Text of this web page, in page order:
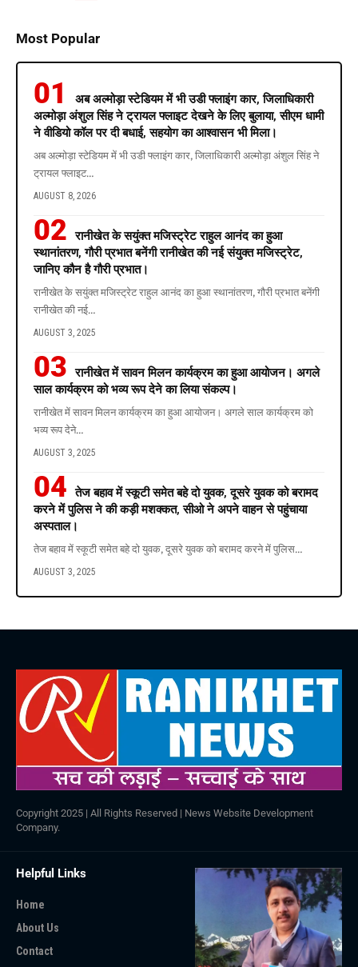
Most Popular
अब अल्मोड़ा स्टेडियम में भी उडी फ्लाइंग कार, जिलाधिकारी
अल्मोड़ा अंशुल सिंह ने ट्रायल फ्लाइट देखने के लिए बुलाया, सीएम धामी
ने वीडियो कॉल पर दी बधाई, सहयोग का आश्वासन भी मिला।
अब अल्मोड़ा स्टेडियम में भी उडी फ्लाइंग कार, जिलाधिकारी अल्मोड़ा अंशुल सिंह ने
ट्रायल फ्लाइट…
AUGUST 8, 2026
रानीखेत के सयुंक्त मजिस्ट्रेट राहुल आनंद का हुआ
स्थानांतरण, गौरी प्रभात बनेंगी रानीखेत की नई संयुक्त मजिस्ट्रेट,
जानिए कौन है गौरी प्रभात।
रानीखेत के सयुंक्त मजिस्ट्रेट राहुल आनंद का हुआ स्थानांतरण, गौरी प्रभात बनेंगी
रानीखेत की नई…
AUGUST 3, 2025
रानीखेत में सावन मिलन कार्यक्रम का हुआ आयोजन। अगले
साल कार्यक्रम को भव्य रूप देने का लिया संकल्प।
रानीखेत में सावन मिलन कार्यक्रम का हुआ आयोजन। अगले साल कार्यक्रम को
भव्य रूप देने…
AUGUST 3, 2025
तेज बहाव में स्कूटी समेत बहे दो युवक, दूसरे युवक को बरामद
करने में पुलिस ने की कड़ी मशक्कत, सीओ ने अपने वाहन से पहुंचाया
अस्पताल।
तेज बहाव में स्कूटी समेत बहे दो युवक, दूसरे युवक को बरामद करने में पुलिस…
AUGUST 3, 2025
Copyright 2025 | All Rights Reserved | News Website Development
Company.
Helpful Links
Home
About Us
Contact